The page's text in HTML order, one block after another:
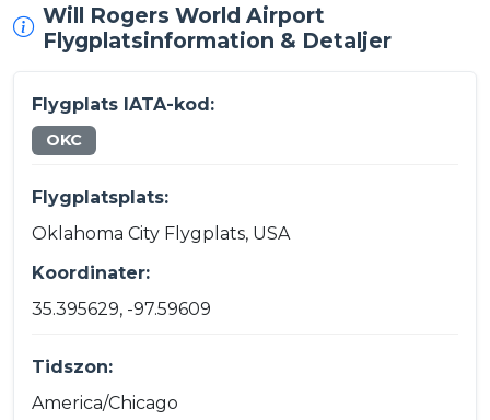
Will Rogers World Airport
Flygplatsinformation & Detaljer
Flygplats IATA-kod:
OKC
Flygplatsplats:
Oklahoma City Flygplats, USA
Koordinater:
35.395629, -97.59609
Tidszon:
America/Chicago